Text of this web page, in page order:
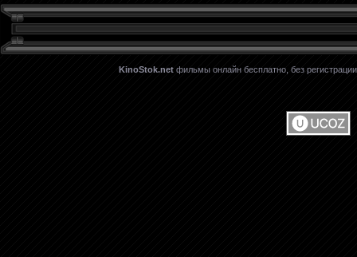
KinoStok.net фильмы онлайн бесплатно, без